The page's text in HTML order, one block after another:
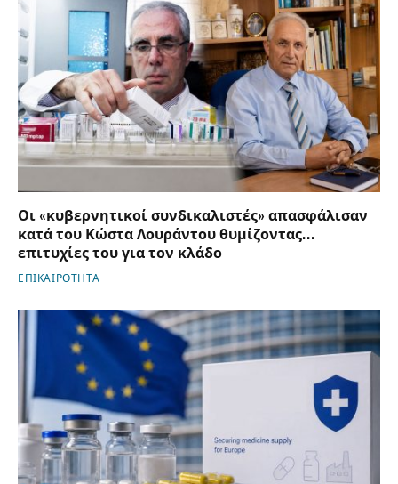
Οι «κυβερνητικοί συνδικαλιστές» απασφάλισαν
κατά του Κώστα Λουράντου θυμίζοντας…
επιτυχίες του για τον κλάδο
ΕΠΙΚΑΙΡΟΤΗΤΑ